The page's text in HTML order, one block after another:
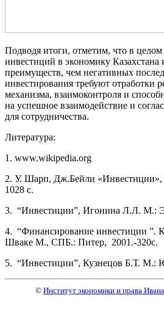
Подводя итоги, отметим, что в
инвестиций в экономику Казахстана
преимуществ, чем негативных
инвестирования требуют отработки
механизма, взаимоконтроля и
на успешное взаимодействие и
для сотрудничества.
Литература:
1. www.wikipedia.org
2. У. Шарп, Дж.Бейли
1028 с.
3. “Инвестиции”, Игонина Л.Л. М.:
4. “Финансирование инвестиции
Шваке М., СПБ.: Питер, 2001.-320с.
5. “Инвестиции”, Кузнецов Б.Т. М.:
© Институт экономики и права